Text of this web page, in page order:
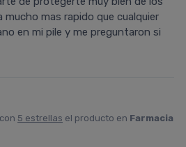
mas rapido que cualquier
en mi pile y me preguntaron si
5 estrellas el producto en Farmacia